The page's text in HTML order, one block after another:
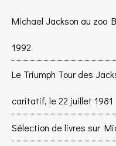
Michael Jackson au zoo
1992
Le Triumph Tour des
caritatif, le 22 juillet 1981
Sélection de livres sur